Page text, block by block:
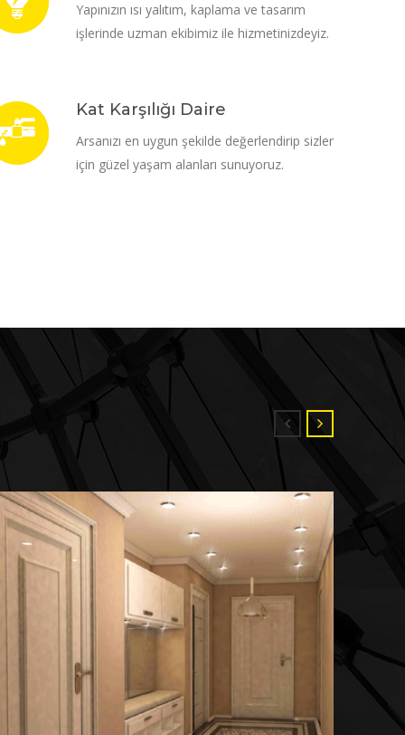
Yapınızın ısı yalıtım, kaplama ve tasarım
işlerinde uzman ekibimiz ile hizmetinizdeyiz.
Kat Karşılığı Daire
Arsanızı en uygun şekilde değerlendirip sizler
için güzel yaşam alanları sunuyoruz.